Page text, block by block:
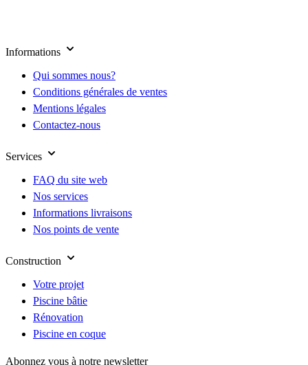
Informations
Qui sommes nous?
Conditions générales de ventes
Mentions légales
Contactez-nous
Services
FAQ du site web
Nos services
Informations livraisons
Nos points de vente
Construction
Votre projet
Piscine bâtie
Rénovation
Piscine en coque
Abonnez vous à notre newsletter